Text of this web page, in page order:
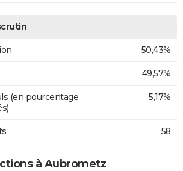
50,43%
49,57%
(en pourcentage
5,17%
58
à Aubrometz